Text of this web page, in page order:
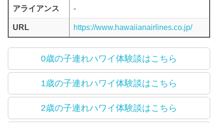
アライアンス -
URL https://www.hawaiianairlines.co.jp/
0歳の子連れハワイ体験談はこちら
1歳の子連れハワイ体験談はこちら
2歳の子連れハワイ体験談はこちら